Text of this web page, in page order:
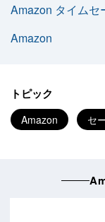
Amazon タイムセ
Amazon
トピック
Amazon セ